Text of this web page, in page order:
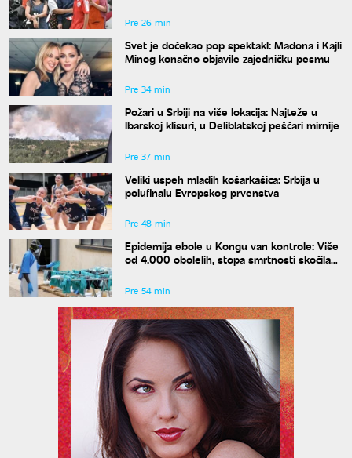
Pre 26 min
Svet je dočekao pop spektakl: Madona i Kajli
Minog konačno objavile zajedničku pesmu
Pre 34 min
Požari u Srbiji na više lokacija: Najteže u
Ibarskoj klisuri, u Deliblatskoj peščari mirnije
Pre 37 min
Veliki uspeh mladih košarkašica: Srbija u
polufinalu Evropskog prvenstva
Pre 48 min
Epidemija ebole u Kongu van kontrole: Više
od 4.000 obolelih, stopa smrtnosti skočila
Pre 54 min